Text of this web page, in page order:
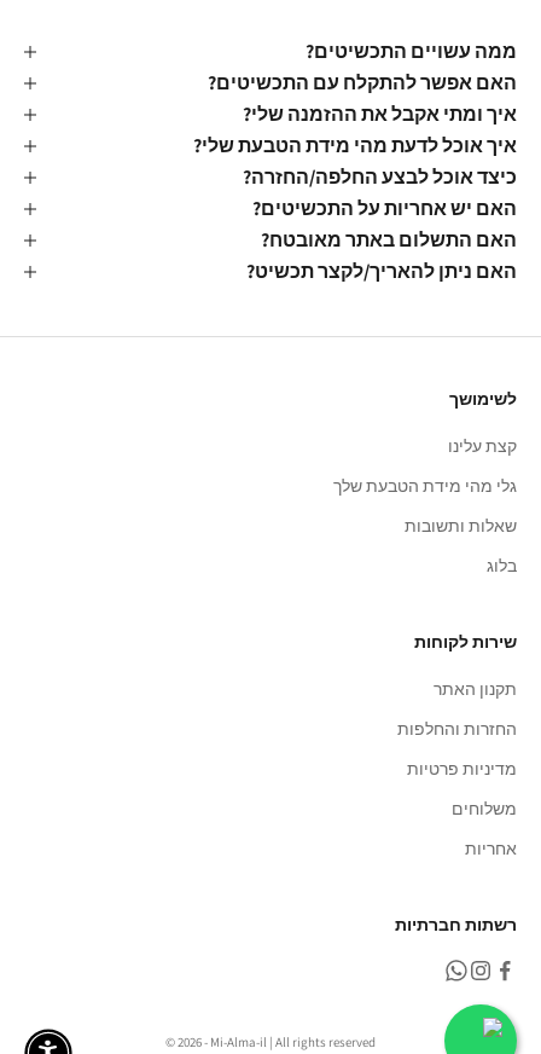
ממה עשויים התכשיטים?
האם אפשר להתקלח עם התכשיטים?
איך ומתי אקבל את ההזמנה שלי?
איך אוכל לדעת מהי מידת הטבעת שלי?
כיצד אוכל לבצע החלפה/החזרה?
האם יש אחריות על התכשיטים?
האם התשלום באתר מאובטח?
האם ניתן להאריך/לקצר תכשיט?
לשימושך
קצת עלינו
גלי מהי מידת הטבעת שלך
שאלות ותשובות
בלוג
שירות לקוחות
תקנון האתר
החזרות והחלפות
מדיניות פרטיות
משלוחים
אחריות
רשתות חברתיות
© 2026 - Mi-Alma-il | All rights reserved